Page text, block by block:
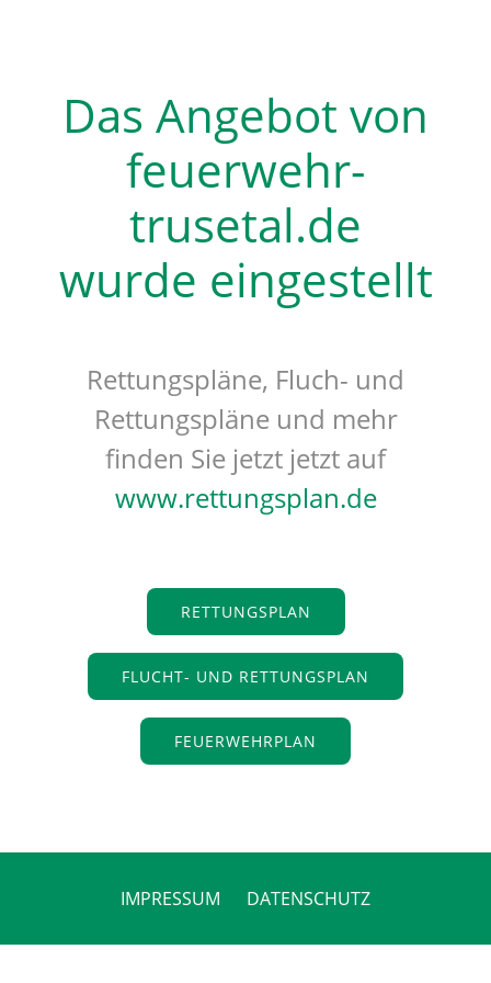
Das Angebot von
feuerwehr-
trusetal.de
wurde eingestellt
Rettungspläne, Fluch- und
Rettungspläne und mehr
finden Sie jetzt jetzt auf
www.rettungsplan.de
RETTUNGSPLAN
FLUCHT- UND RETTUNGSPLAN
FEUERWEHRPLAN
IMPRESSUM DATENSCHUTZ